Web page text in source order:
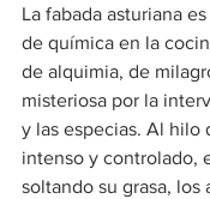
La fabada asturiana
de química en la
de alquimia, de
misteriosa por la
y las especias. Al hilo
intenso y controlado,
soltando su grasa, los